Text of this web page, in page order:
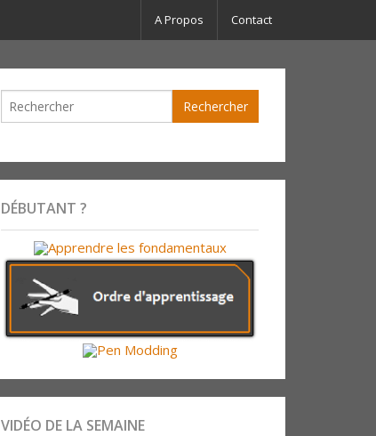
A Propos Contact
DÉBUTANT ?
VIDÉO DE LA SEMAINE